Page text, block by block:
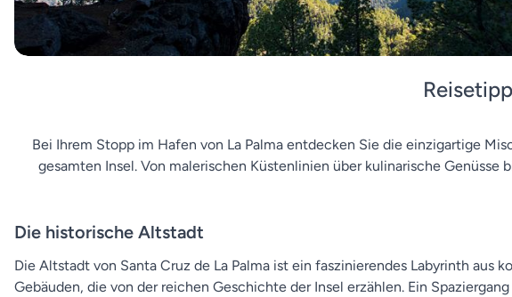
Bei Ihrem Stopp im Hafen von La Palma entdecken Sie die einzigartige
gesamten Insel. Von malerischen Küstenlinien über kulinarische
Die historische Altstadt
Die Altstadt von Santa Cruz de La Palma ist ein faszinierendes Labyrinth
Gebäuden, die von der reichen Geschichte der Insel erzählen. Ein